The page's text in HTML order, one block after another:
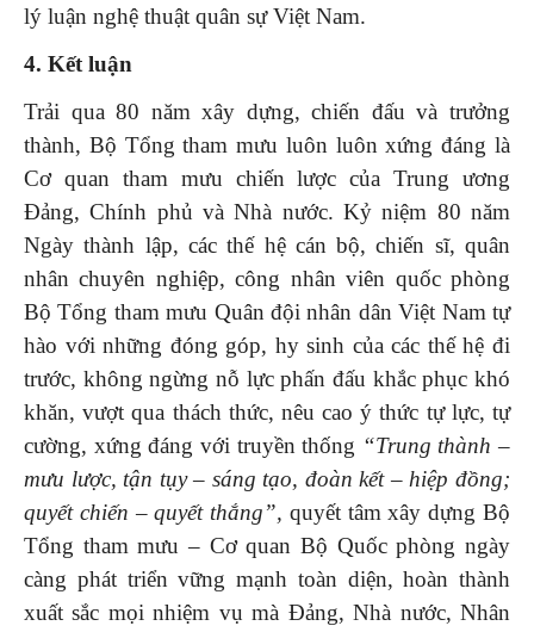
lý luận nghệ thuật quân sự Việt Nam.
4. Kết luận
Trải qua 80 năm xây dựng, chiến đấu và trưởng
thành, Bộ Tổng tham mưu luôn luôn xứng đáng là
Cơ quan tham mưu chiến lược của Trung ương
Đảng, Chính phủ và Nhà nước. Kỷ niệm 80 năm
Ngày thành lập, các thế hệ cán bộ, chiến sĩ, quân
nhân chuyên nghiệp, công nhân viên quốc phòng
Bộ Tổng tham mưu Quân đội nhân dân Việt Nam tự
hào với những đóng góp, hy sinh của các thế hệ đi
trước, không ngừng nỗ lực phấn đấu khắc phục khó
khăn, vượt qua thách thức, nêu cao ý thức tự lực, tự
cường, xứng đáng với truyền thống “Trung thành –
mưu lược, tận tụy – sáng tạo, đoàn kết – hiệp đồng;
quyết chiến – quyết thắng”, quyết tâm xây dựng Bộ
Tổng tham mưu – Cơ quan Bộ Quốc phòng ngày
càng phát triển vững mạnh toàn diện, hoàn thành
xuất sắc mọi nhiệm vụ mà Đảng, Nhà nước, Nhân